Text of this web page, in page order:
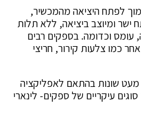
לפתח היציאה מהמכשיר,
ישר ומיוצב ביציאה, ללא תלות
עומס וכדומה. בספקים רבים
כמו צלעות קירור, חריצי
מעט שונות בהתאם לאפליקציה
עיקריים של ספקים- לינארי